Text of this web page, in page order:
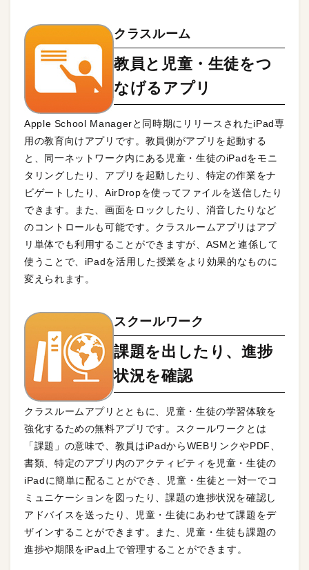
クラスルーム
教員と児童・生徒をつ
なげるアプリ
Apple School Managerと同時期にリリースされたiPad専
用の教育向けアプリです。教員側がアプリを起動する
と、同一ネットワーク内にある児童・生徒のiPadをモニ
タリングしたり、アプリを起動したり、特定の作業をナ
ビゲートしたり、AirDropを使ってファイルを送信したり
できます。また、画面をロックしたり、消音したりなど
のコントロールも可能です。クラスルームアプリはアプ
リ単体でも利用することができますが、ASMと連係して
使うことで、iPadを活用した授業をより効果的なものに
変えられます。
スクールワーク
課題を出したり、進捗
状況を確認
クラスルームアプリとともに、児童・生徒の学習体験を
強化するための無料アプリです。スクールワークとは
「課題」の意味で、教員はiPadからWEBリンクやPDF、
書類、特定のアプリ内のアクティビティを児童・生徒の
iPadに簡単に配ることができ、児童・生徒と一対一でコ
ミュニケーションを図ったり、課題の進捗状況を確認し
アドバイスを送ったり、児童・生徒にあわせて課題をデ
ザインすることができます。また、児童・生徒も課題の
進捗や期限をiPad上で管理することができます。